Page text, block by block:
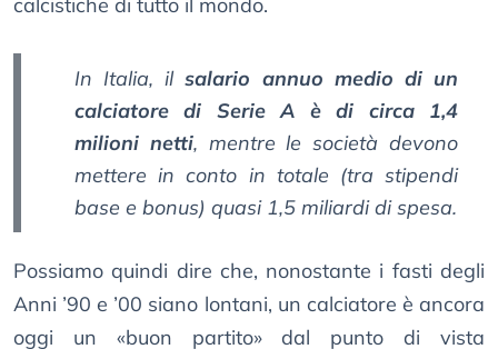
calcistiche di tutto il mondo.
In Italia, ilsalario annuo medio di un
calciatore di Serie A è di circa 1,4
milioni netti, mentre le società devono
mettere in conto in totale (tra stipendi
base e bonus) quasi 1,5 miliardi di spesa.
Possiamo quindi dire che, nonostante i fasti degli
Anni ’90 e ’00 siano lontani, un calciatore è ancora
oggi un «buon partito» dal punto di vista